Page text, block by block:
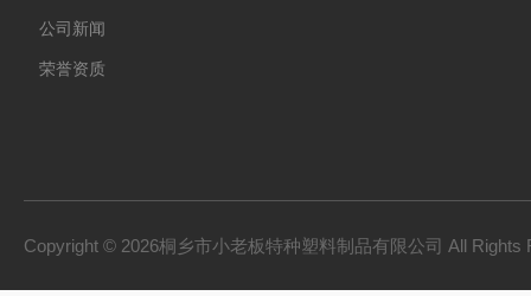
公司新闻
荣誉资质
Copyright © 2026桐乡市小老板特种塑料制品有限公司 All